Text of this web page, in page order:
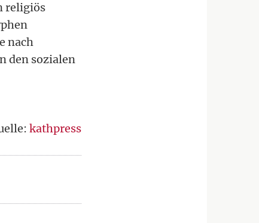
religiös
nach
den sozialen
kathpress